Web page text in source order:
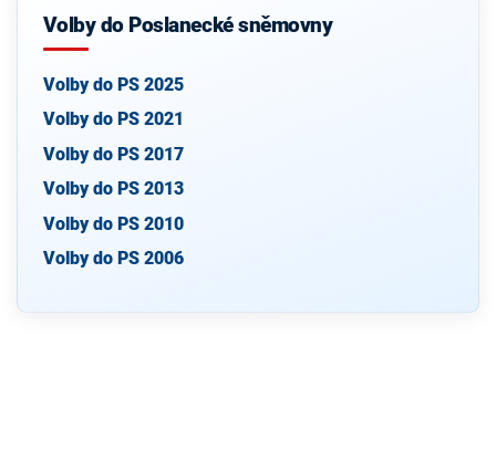
Volby do Poslanecké sněmovny
Volby do PS 2025
Volby do PS 2021
Volby do PS 2017
Volby do PS 2013
Volby do PS 2010
Volby do PS 2006